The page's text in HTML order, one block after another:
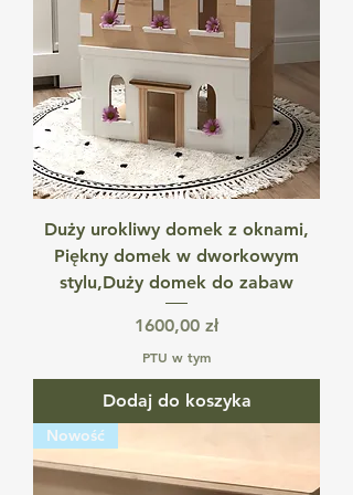
Duży urokliwy domek z oknami,
Piękny domek w dworkowym
stylu,Duży domek do zabaw
Cena
1600,00 zł
PTU w tym
Dodaj do koszyka
Nowość